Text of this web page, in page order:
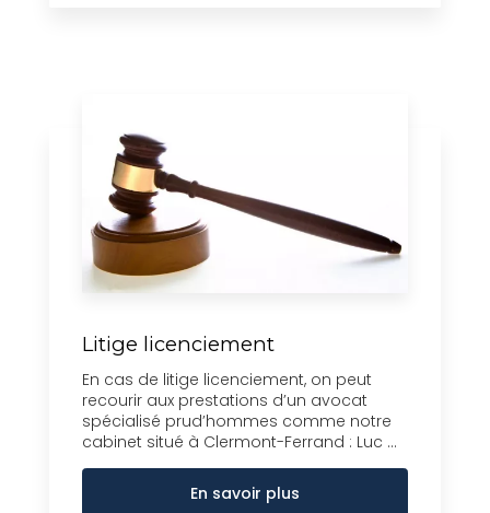
Litige licenciement
En cas de litige licenciement, on peut
recourir aux prestations d’un avocat
spécialisé prud’hommes comme notre
cabinet situé à Clermont-Ferrand : Luc ...
En savoir plus